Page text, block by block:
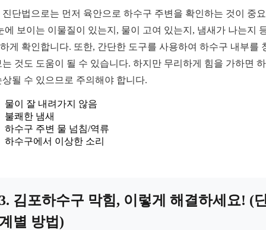
진단법으로는 먼저 육안으로 하수구 주변을 확인하는 것이 중
에 보이는 이물질이 있는지, 물이 고여 있는지, 냄새가 나는지
게 확인합니다. 또한, 간단한 도구를 사용하여 하수구 내부를
는 것도 도움이 될 수 있습니다. 하지만 무리하게 힘을 가하면
상될 수 있으므로 주의해야 합니다.
물이 잘 내려가지 않음
불쾌한 냄새
하수구 주변 물 넘침/역류
하수구에서 이상한 소리
김포하수구 막힘, 이렇게 해결하세요! (
별 방법)